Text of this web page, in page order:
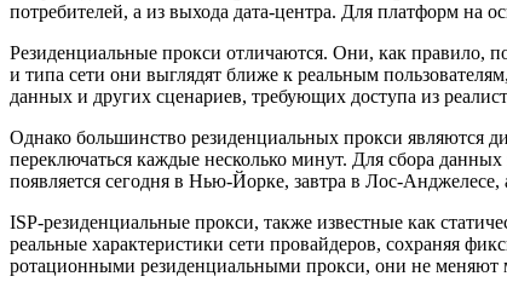
потребителей, а из выхода дата-центра. Для платформ на
Резиденциальные прокси отличаются. Они, как правило,
и типа сети они выглядят ближе к реальным
данных и других сценариев, требующих доступа из
Однако большинство резиденциальных прокси являются
переключаться каждые несколько минут. Для сбора
появляется сегодня в Нью-Йорке, завтра в Лос-
ISP-резиденциальные прокси, также известные как
реальные характеристики сети провайдеров, сохраняя
ротационными резиденциальными прокси, они не меняют